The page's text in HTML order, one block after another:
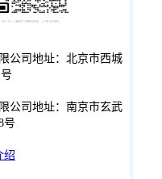
公司地址：北京市西城
公司地址：南京市玄武
号
绍